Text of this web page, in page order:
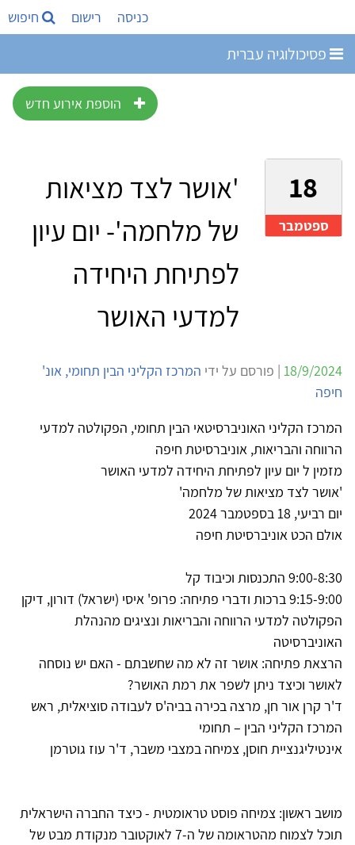
כניסה רישום חיפוש
פסיכולוגיה עברית
הוספת אירוע חדש
18
ספטמבר
'אושר לצד מציאות
של מלחמה'- יום עיון
לפתיחת היחידה
למדעי האושר
18/9/2024 | פורסם על ידי המרכז הקליני הבין תחומי, אונ'
חיפה
המרכז הקליני האוניברסיטאי הבין תחומי, הפקולטה למדעי
הרווחה והבריאות, אוניברסיטת חיפה
מזמין ל יום עיון לפתיחת היחידה למדעי האושר
'אושר לצד מציאות של מלחמה'
יום רביעי, 18 בספטמבר 2024
אולם הכט אוניברסיטת חיפה
9:00-8:30 התכנסות וכיבוד קל
9:15-9:00 ברכות ודברי פתיחה: פרופ' איסי (ישראל) דורון, דיקן
הפקולטה למדעי הרווחה והבריאות ונציגים מהנהלת
האוניברסיטה
הרצאת פתיחה: אושר זה לא מה שחשבתם - האם יש נוסחה
לאושר וכיצד ניתן לשפר את רמת האושר?
ד'ר קרן אור חן, מרצה בכירה בביה'ס לעבודה סוציאלית, ראש
המרכז הקליני הבין – תחומי
אינטיליגנציית חוסן, צמיחה במצבי משבר, ד'ר עוז גוטרמן
מושב ראשון: צמיחה פוסט טראומטית - כיצד החברה הישראלית
תוכל לצמוח מהטראומה של ה-7 לאוקטובר מנקודת מבט של